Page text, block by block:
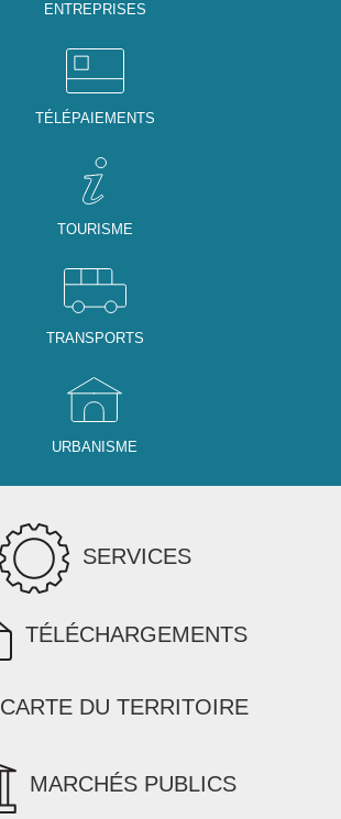
ENTREPRISES
TÉLÉPAIEMENTS
TOURISME
TRANSPORTS
URBANISME
SERVICES
TÉLÉCHARGEMENTS
CARTE DU TERRITOIRE
MARCHÉS PUBLICS